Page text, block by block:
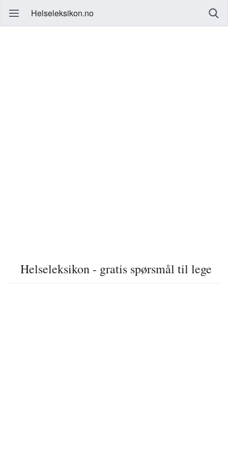
Helseleksikon.no
Helseleksikon - gratis spørsmål til lege